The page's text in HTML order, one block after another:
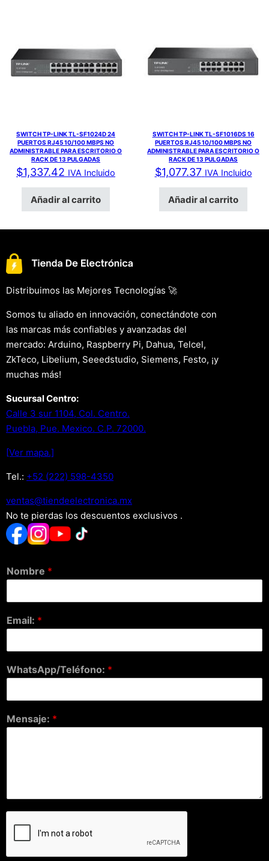
SWITCH TP-LINK TL-SF1024D 24
PUERTOS RJ45 10/100 MBPS NO
ADMINISTRABLE PARA ESCRITORIO O
RACK DE 13 PULGADAS
$1,337.42 IVA Incluido
Añadir al carrito
SWITCH TP-LINK TL-SF1016DS 16
PUERTOS RJ45 10/100 MBPS NO
ADMINISTRABLE PARA ESCRITORIO O
RACK DE 13 PULGADAS
$1,077.37 IVA Incluido
Añadir al carrito
Distribuimos las Mejores Tecnologías 🚀
Somos tu aliado en innovación, conectándote con
las marcas más confiables y avanzadas del
mercado: Arduino, Raspberry Pi, Dahua, Telcel,
ZkTeco, Libelium, Seeedstudio, Siemens, Festo, ¡y
muchas más!
Sucursal Centro:
Calle 3 sur 1104, Col. Centro.
Puebla, Pue. Mexico. C.P. 72000.
[Ver mapa.]
Tel.: +52 (222) 598-4350
xm.acinortceleedneit@satnev
No te pierdas los descuentos exclusivos .
Nombre *
Email: *
WhatsApp/Teléfono: *
Mensaje: *